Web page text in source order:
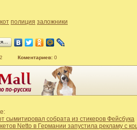
кот полиция заложники
Коментариев: 0
сымитировал собрата из стикеров Фейсбука
Netto в Германии запустила рекламу с